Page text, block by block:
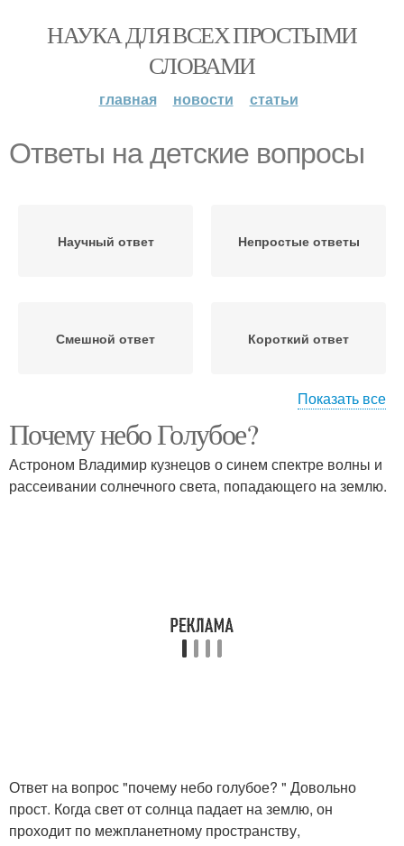
НАУКА ДЛЯ ВСЕХ ПРОСТЫМИ
СЛОВАМИ
главная новости статьи
Ответы на детские вопросы
Научный ответ Непростые ответы
Смешной ответ Короткий ответ
Ответ для детей
Показать все
Почему небо Голубое?
Астроном Владимир кузнецов о синем спектре волны и
рассеивании солнечного света, попадающего на землю.
Ответ на вопрос "почему небо голубое? " Довольно
прост. Когда свет от солнца падает на землю, он
проходит по межпланетному пространству,